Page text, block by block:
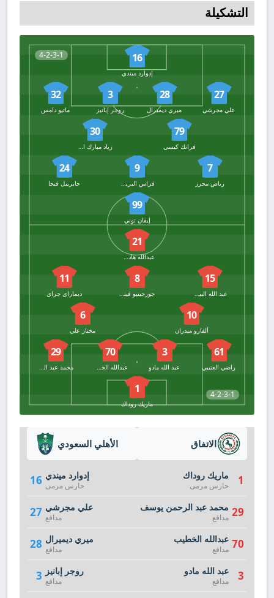
التشكيلة
4-2-3-1 16
إدوارد ميندي
27
علي مجرشي
28
ميري ديميرال
3
روجر إبانيز
32
ماتيو دامس
79
فرانك كيسي
30
زياد مبارك الجهني
7
رياض محرز
9
فراس البريكان
24
جابرييل فيجا
99
إيفان توني
4-2-3-1
21
عبدالله هادي رديف
15
عبد الله البيشي
8
جورجينيو فينالدوم
11
ديماراي جراي
10
ألفارو ميدران
6
مختار علي
61
راضي العتيبي
3
عبد الله مادو
70
عبدالله الخطيب
29
محمد عبد الرحمن يوسف
1
ماريك روداك
الأهلي السعودي
16 إدوارد ميندي
حارس مرمى
27 علي مجرشي
مدافع
28 ميري ديميرال
مدافع
3 روجر إبانيز
مدافع
الاتفاق
1 ماريك روداك
حارس مرمى
29 محمد عبد الرحمن يوسف
مدافع
70 عبدالله الخطيب
مدافع
3 عبد الله مادو
مدافع